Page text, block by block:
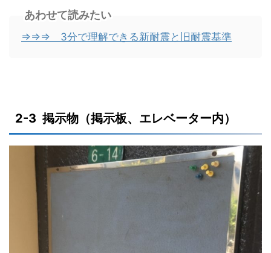
あわせて読みたい
⇒⇒⇒ 3分で理解できる新耐震と旧耐震基準
2-3 掲示物（掲示板、エレベーター内）